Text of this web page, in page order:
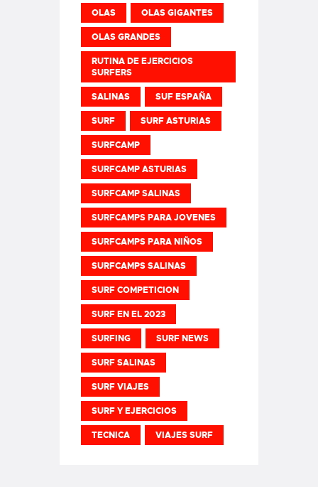
OLAS OLAS GIGANTES
OLAS GRANDES
RUTINA DE EJERCICIOS
SURFERS
SALINAS SUF ESPAÑA
SURF SURF ASTURIAS
SURFCAMP
SURFCAMP ASTURIAS
SURFCAMP SALINAS
SURFCAMPS PARA JOVENES
SURFCAMPS PARA NIÑOS
SURFCAMPS SALINAS
SURF COMPETICION
SURF EN EL 2023
SURFING SURF NEWS
SURF SALINAS
SURF VIAJES
SURF Y EJERCICIOS
TECNICA VIAJES SURF